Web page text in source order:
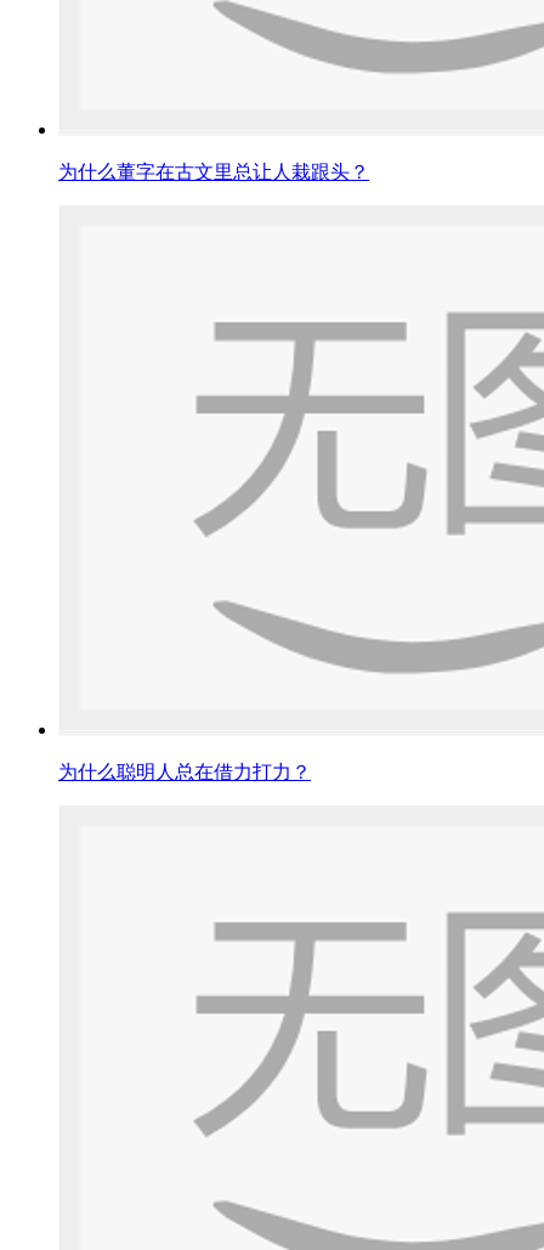
为什么董字在古文里总让人栽跟头？
为什么聪明人总在借力打力？